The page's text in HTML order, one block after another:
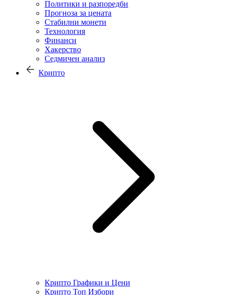
Политики и разпоредби
Прогноза за цената
Стабилни монети
Технология
Финанси
Хакерство
Седмичен анализ
Крипто
Крипто Графики и Цени
Крипто Топ Избори